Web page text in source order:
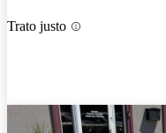
Trato justo